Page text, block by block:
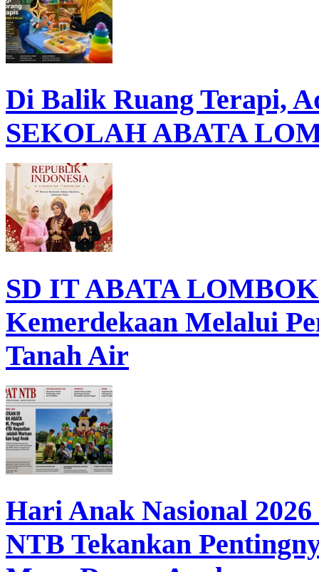
Di Balik Ruang Terapi,
SEKOLAH ABATA
SD IT ABATA
Kemerdekaan Melalui
Tanah Air
Hari Anak Nasional
NTB Tekankan